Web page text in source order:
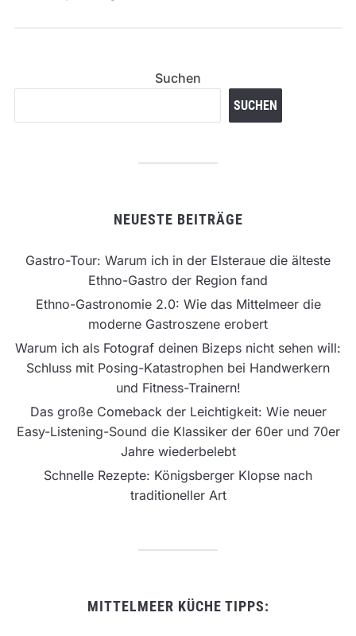
Suchen
SUCHEN
NEUESTE BEITRÄGE
Gastro-Tour: Warum ich in der Elsteraue die älteste
Ethno-Gastro der Region fand
Ethno-Gastronomie 2.0: Wie das Mittelmeer die
moderne Gastroszene erobert
Warum ich als Fotograf deinen Bizeps nicht sehen will:
Schluss mit Posing-Katastrophen bei Handwerkern
und Fitness-Trainern!
Das große Comeback der Leichtigkeit: Wie neuer
Easy-Listening-Sound die Klassiker der 60er und 70er
Jahre wiederbelebt
Schnelle Rezepte: Königsberger Klopse nach
traditioneller Art
MITTELMEER KÜCHE TIPPS: